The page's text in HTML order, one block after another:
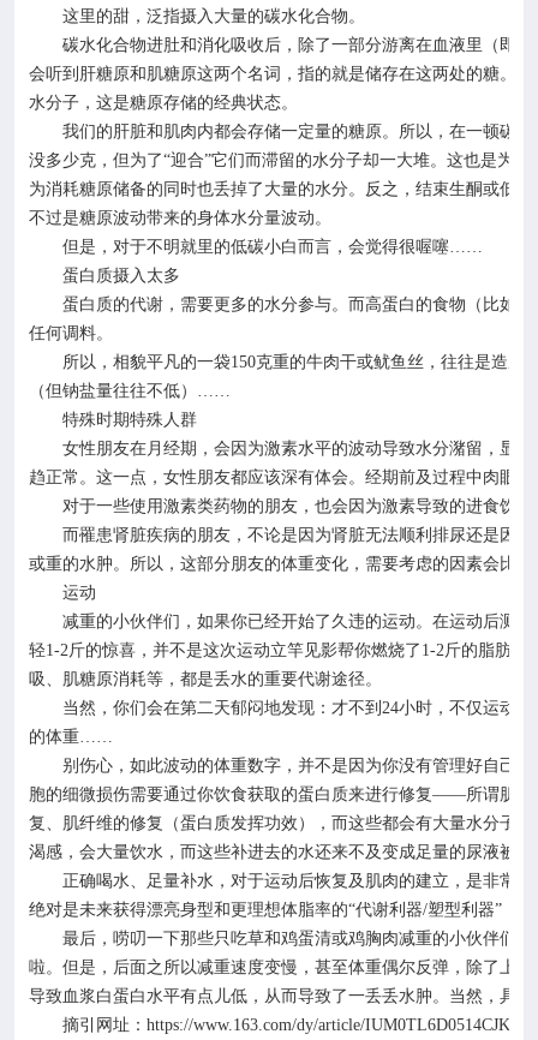
这里的甜，泛指摄入大量的碳水化合物。
碳水化合物进肚和消化吸收后，除了一部分游离在血液里（即
会听到肝糖原和肌糖原这两个名词，指的就是储存在这两处的糖。
水分子，这是糖原存储的经典状态。
我们的肝脏和肌肉内都会存储一定量的糖原。所以，在一顿碳
没多少克，但为了“迎合”它们而滞留的水分子却一大堆。这也是为
为消耗糖原储备的同时也丢掉了大量的水分。反之，结束生酮或低
不过是糖原波动带来的身体水分量波动。
但是，对于不明就里的低碳小白而言，会觉得很喔噻……
蛋白质摄入太多
蛋白质的代谢，需要更多的水分参与。而高蛋白的食物（比如
任何调料。
所以，相貌平凡的一袋150克重的牛肉干或鱿鱼丝，往往是造成
（但钠盐量往往不低）……
特殊时期特殊人群
女性朋友在月经期，会因为激素水平的波动导致水分潴留，显
趋正常。这一点，女性朋友都应该深有体会。经期前及过程中肉眼可
对于一些使用激素类药物的朋友，也会因为激素导致的进食饮
而罹患肾脏疾病的朋友，不论是因为肾脏无法顺利排尿还是因
或重的水肿。所以，这部分朋友的体重变化，需要考虑的因素会比
运动
减重的小伙伴们，如果你已经开始了久违的运动。在运动后测
轻1-2斤的惊喜，并不是这次运动立竿见影帮你燃烧了 1-2斤的脂肪，
吸、肌糖原消耗等，都是丢水的重要代谢途径。
当然，你们会在第二天郁闷地发现：才不到 24小时，不仅运动
的体重……
别伤心，如此波动的体重数字，并不是因为你没有管理好自己
胞的细微损伤需要通过你饮食获取的蛋白质来进行修复——所谓肌细
复、肌纤维的修复（蛋白质发挥功效），而这些都会有大量水分子
渴感，会大量饮水，而这些补进去的水还来不及变成足量的尿液被排
正确喝水、足量补水，对于运动后恢复及肌肉的建立，是非常
绝对是未来获得漂亮身型和更理想体脂率的“代谢利器/塑型利器”！
最后，唠叨一下那些只吃草和鸡蛋清或鸡胸肉减重的小伙伴们
啦。但是，后面之所以减重速度变慢，甚至体重偶尔反弹，除了上
导致血浆白蛋白水平有点儿低，从而导致了一丢丢水肿。当然，具
摘引网址： https://www.163.com/dy/article/